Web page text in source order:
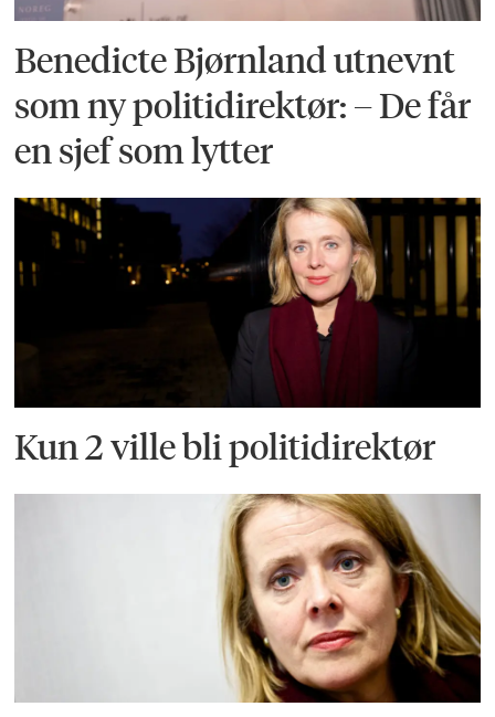
Benedicte Bjørnland utnevnt
som ny politidirektør: – De får
en sjef som lytter
Kun 2 ville bli politidirektør